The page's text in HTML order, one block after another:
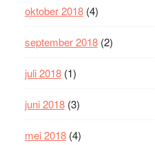
oktober 2018(4)
september 2018(2)
juli 2018(1)
juni 2018(3)
mei 2018(4)